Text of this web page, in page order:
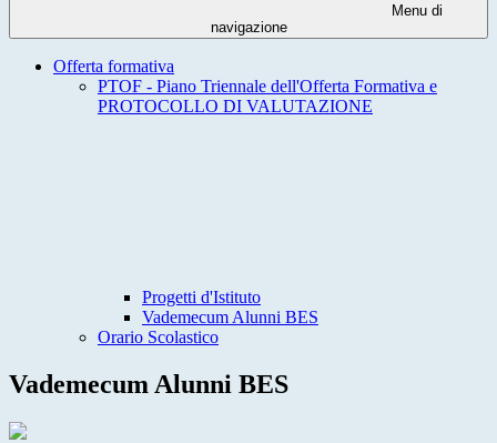
Menu di
navigazione
Offerta formativa
PTOF - Piano Triennale dell'Offerta Formativa e
PROTOCOLLO DI VALUTAZIONE
Progetti d'Istituto
Vademecum Alunni BES
Orario Scolastico
Vademecum Alunni BES